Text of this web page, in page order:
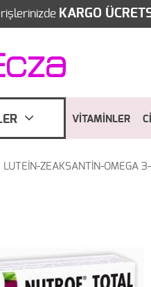
KARGO
VİTAMİNLER
LUTEİN-ZEAKSANTİN-OMEGA